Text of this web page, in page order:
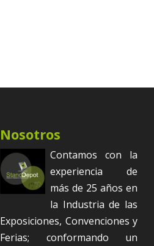
Nosotros
Contamos con la
experiencia de
más de 25 años en
la Industria de las
Exposiciones, Convenciones y
Ferias; conformando un